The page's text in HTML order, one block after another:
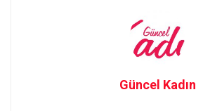
Güncel Kadın